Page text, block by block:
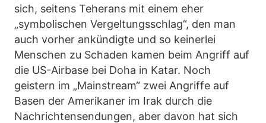
sich, seitens Teherans mit einem eher
„symbolischen Vergeltungsschlag“, den man
auch vorher ankündigte und so keinerlei
Menschen zu Schaden kamen beim Angriff auf
die US-Airbase bei Doha in Katar. Noch
geistern im „Mainstream“ zwei Angriffe auf
Basen der Amerikaner im Irak durch die
Nachrichtensendungen, aber davon hat sich